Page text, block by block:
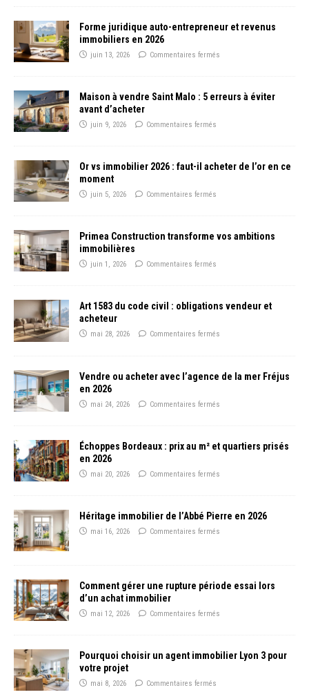
Forme juridique auto-entrepreneur et revenus
immobiliers en 2026
juin 13, 2026 Commentaires fermés
Maison à vendre Saint Malo : 5 erreurs à éviter
avant d’acheter
juin 9, 2026 Commentaires fermés
Or vs immobilier 2026 : faut-il acheter de l’or en ce
moment
juin 5, 2026 Commentaires fermés
Primea Construction transforme vos ambitions
immobilières
juin 1, 2026 Commentaires fermés
Art 1583 du code civil : obligations vendeur et
acheteur
mai 28, 2026 Commentaires fermés
Vendre ou acheter avec l’agence de la mer Fréjus
en 2026
mai 24, 2026 Commentaires fermés
Échoppes Bordeaux : prix au m² et quartiers prisés
en 2026
mai 20, 2026 Commentaires fermés
Héritage immobilier de l’Abbé Pierre en 2026
mai 16, 2026 Commentaires fermés
Comment gérer une rupture période essai lors
d’un achat immobilier
mai 12, 2026 Commentaires fermés
Pourquoi choisir un agent immobilier Lyon 3 pour
votre projet
mai 8, 2026 Commentaires fermés